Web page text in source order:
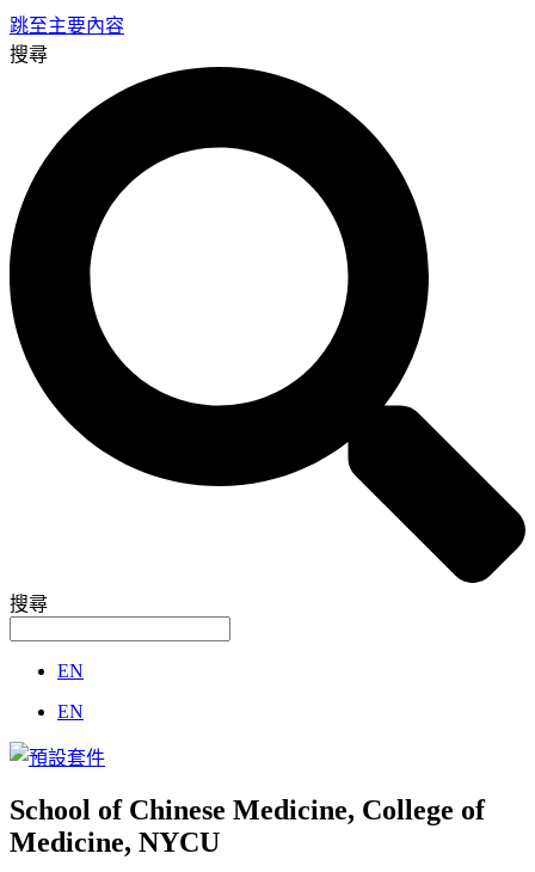
跳至主要內容
搜尋
搜尋
EN
EN
School of Chinese Medicine, College of
Medicine, NYCU